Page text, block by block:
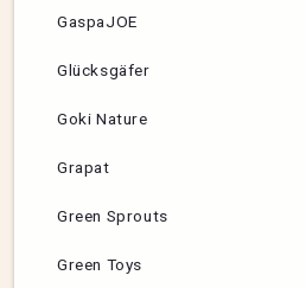
GaspaJOE
Glücksgäfer
Goki Nature
Grapat
Green Sprouts
Green Toys